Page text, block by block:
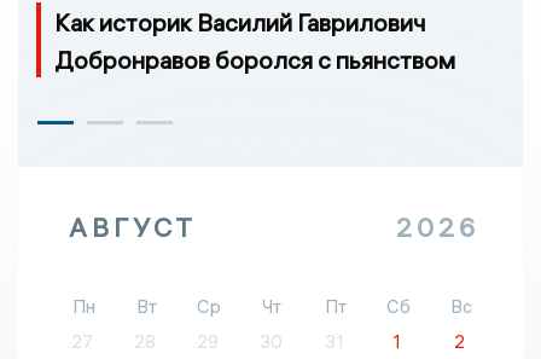
Как историк Василий Гаврилович
Добронравов боролся с пьянством
АВГУСТ 2026
Пн Вт Ср Чт Пт Сб
Вс
27
28 29 30 31 1 2